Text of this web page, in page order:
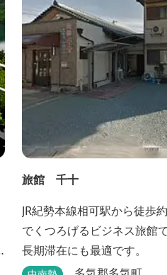
旅館 千十
JR紀勢本線相可駅から徒歩
でくつろげるビジネス旅館
長期滞在にも最適です。